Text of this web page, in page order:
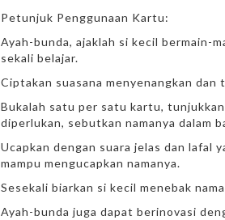
Petunjuk Penggunaan Kartu:
Ayah-bunda, ajaklah si kecil bermain-
sekali belajar.
Ciptakan suasana menyenangkan
Bukalah satu per satu kartu, tunjukkan
diperlukan, sebutkan namanya dalam
Ucapkan dengan suara jelas dan lafal
mampu mengucapkan namanya.
Sesekali biarkan si kecil menebak
Ayah-bunda juga dapat berinovasi